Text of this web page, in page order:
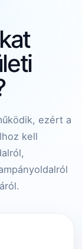
ezért a
kell